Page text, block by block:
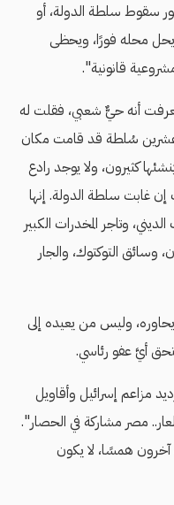
سقوط سلطة الدولة، أو
يحل محله فورًا، ويحظى
قانونية".
أنه حيٌّ شعبي، فقلت له
عشرين سُلطة قد قامت مكان
كثيرون، ولا يوجد رادع
غابت سلطة الدولة. إنها
وتاجر المخدرات الكبير
وسائق التوكتوك، والجار
وليس من يعيده إلى
أيَّ عفو رئاسي.
مزاعم إسرائيل وأقاويل
مصر مشاركة في الحصار".
همسًا، لا يكون